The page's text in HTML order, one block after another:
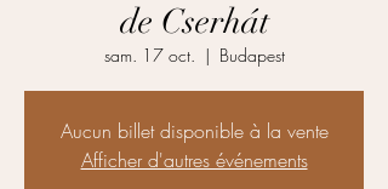
de Cserhát
sam. 17 oct.
  |
Budapest
Aucun billet disponible à la vente
Afficher d'autres événements